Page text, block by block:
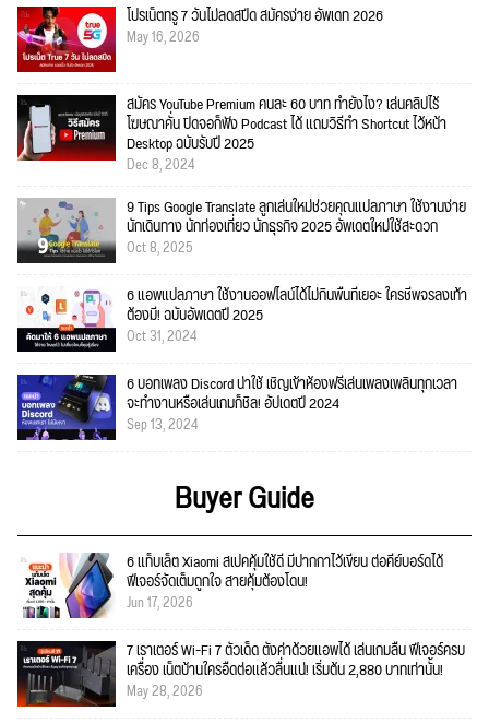
โปรเน็ตทรู 7 วันไม่ลดสปีด สมัครง่าย อัพเดท 2026
May 16, 2026
สมัคร YouTube Premium คนละ 60 บาท ทำยังไง? เล่นคลิปไร้
โฆษณาคั่น ปิดจอก็ฟัง Podcast ได้ แถมวิธีทำ Shortcut ไว้หน้า
Desktop ฉบับรับปี 2025
Dec 8, 2024
9 Tips Google Translate ลูกเล่นใหม่ช่วยคุณแปลภาษา ใช้งานง่าย
นักเดินทาง นักท่องเที่ยว นักธุรกิจ 2025 อัพเดตใหม่ใช้สะดวก
Oct 8, 2025
6 แอพแปลภาษา ใช้งานออฟไลน์ได้ไม่กินพื้นที่เยอะ ใครชีพจรลงเท้า
ต้องมี! ฉบับอัพเดตปี 2025
Oct 31, 2024
6 บอทเพลง Discord น่าใช้ เชิญเข้าห้องฟรีเล่นเพลงเพลินทุกเวลา
จะทำงานหรือเล่นเกมก็ชิล! อัปเดตปี 2024
Sep 13, 2024
Buyer Guide
6 แท็บเล็ต Xiaomi สเปคคุ้มใช้ดี มีปากกาไว้เขียน ต่อคีย์บอร์ดได้
ฟีเจอร์จัดเต็มถูกใจ สายคุ้มต้องโดน!
Jun 17, 2026
7 เราเตอร์ Wi-Fi 7 ตัวเด็ด ตั้งค่าด้วยแอพได้ เล่นเกมลื่น ฟีเจอร์ครบ
เครื่อง เน็ตบ้านใครอืดต่อแล้วลื่นแน่! เริ่มต้น 2,880 บาทเท่านั้น!
May 28, 2026